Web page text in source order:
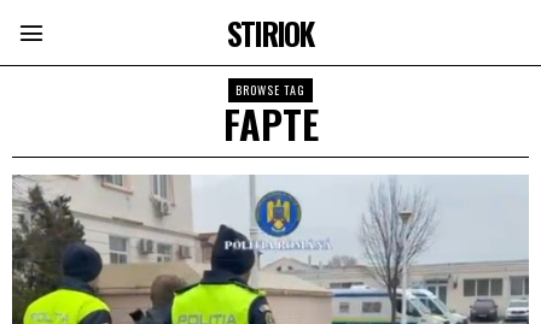
STIRIOK
BROWSE TAG
FAPTE